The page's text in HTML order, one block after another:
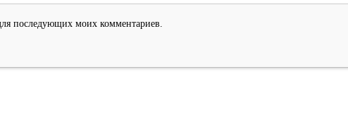
последующих моих комментариев.